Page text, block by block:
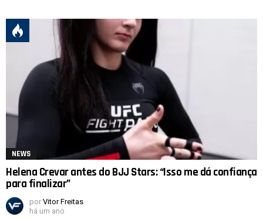
NEWS
Helena Crevar antes do BJJ Stars: “Isso me dá confiança
para finalizar”
por Vitor Freitas
há um ano